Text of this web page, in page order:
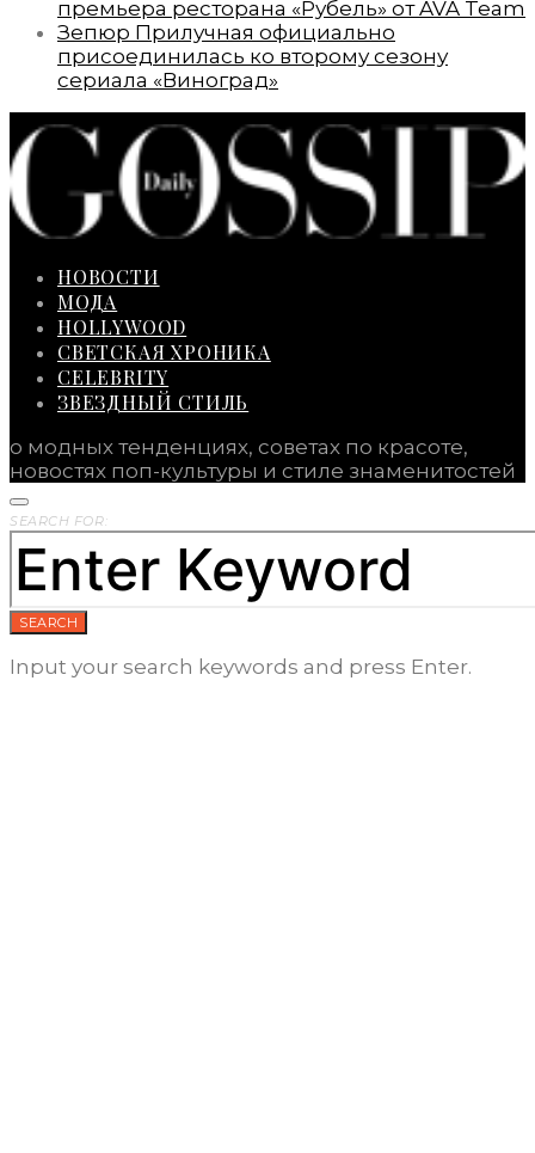
премьера ресторана «Рубель» от AVA Team
Зепюр Прилучная официально
присоединилась ко второму сезону
сериала «Виноград»
НОВОСТИ
МОДА
HOLLYWOOD
СВЕТСКАЯ ХРОНИКА
CELEBRITY
ЗВЕЗДНЫЙ СТИЛЬ
о модных тенденциях, советах по красоте,
новостях поп-культуры и стиле знаменитостей
SEARCH FOR:
SEARCH
Input your search keywords and press Enter.